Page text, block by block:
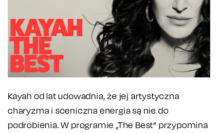
Kayah od lat udowadnia, że jej artystyczna
charyzma i sceniczna energia są nie do
podrobienia. W programie „The Best” przypomina